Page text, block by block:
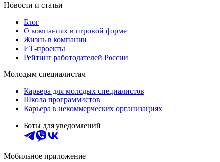
Новости и статьи
Блог
О компаниях в игровой форме
Жизнь в компании
ИТ-проекты
Рейтинг работодателей России
Молодым специалистам
Карьера для молодых специалистов
Школа программистов
Карьера в некоммерческих организациях
Боты для уведомлений
Мобильное приложение